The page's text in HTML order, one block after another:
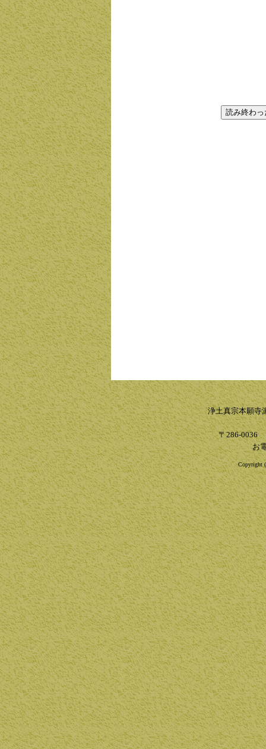
浄土真宗本願寺
〒286-0036
お
Copyright